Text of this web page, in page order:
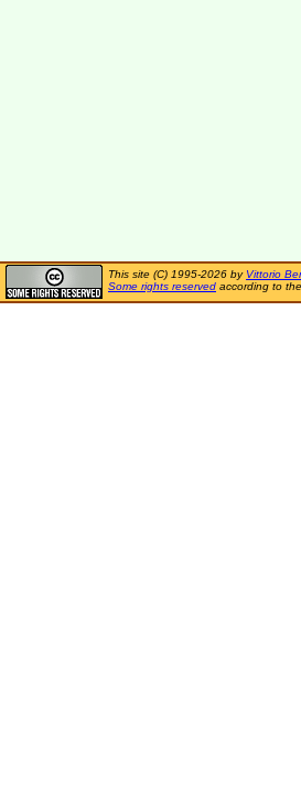
This site (C) 1995-2026 by Vittorio
Some rights reserved according to